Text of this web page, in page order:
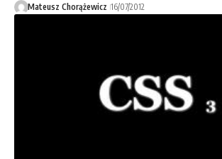
Mateusz Chorążewicz 16/07/2012